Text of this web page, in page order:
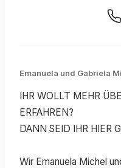
Emanuela und Gabriela
IHR WOLLT MEHR
ERFAHREN?
DANN SEID IHR HIER
Wir Emanuela Michel